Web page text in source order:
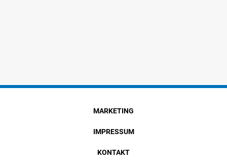
MARKETING
IMPRESSUM
KONTAKT